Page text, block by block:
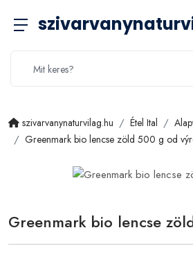
szivarvanynaturvilag.hu Étel Ital
Greenmark bio lencse zöld 500 g od
Greenmark bio lencse